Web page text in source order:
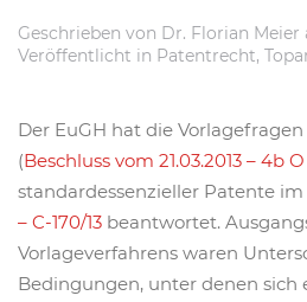
Geschrieben von Dr. Florian Meier
Veröffentlicht in Patentrecht,
Der EuGH hat die
(Beschluss vom 21.03.2013 – 4b O
standardessenzieller Patente im
– C-170/13 beantwortet.
Vorlageverfahrens waren
Bedingungen, unter denen sich